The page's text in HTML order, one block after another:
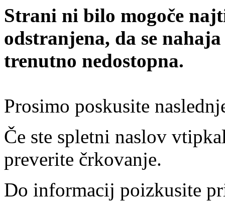
Strani ni bilo mogoče
odstranjena, da se
trenutno nedostopna.
Prosimo poskusite
Če ste spletni naslov
preverite črkovanje.
Do informacij poizkusite